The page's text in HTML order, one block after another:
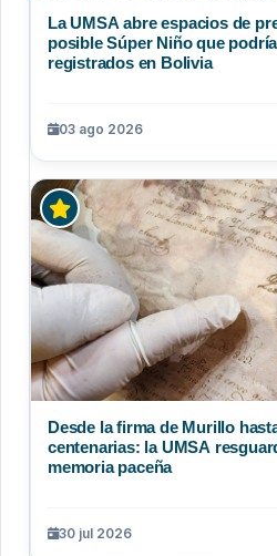
La UMSA abre espacios de
posible Súper Niño que
registrados en Bolivia
03 ago 2026
Desde la firma de Murillo
centenarias: la UMSA
memoria paceña
30 jul 2026